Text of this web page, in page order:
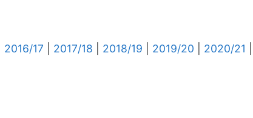
2016/17 2017/18 2018/19 2019/20 2020/21